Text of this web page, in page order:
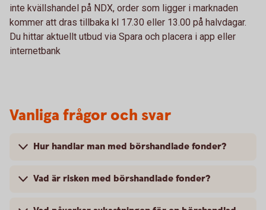
inte kvällshandel på NDX, order som ligger i marknaden
kommer att dras tillbaka kl 17.30 eller 13.00 på halvdagar.
Du hittar aktuellt utbud via Spara och placera i app eller
internetbank
Vanliga frågor och svar
Hur handlar man med börshandlade fonder?
Vad är risken med börshandlade fonder?